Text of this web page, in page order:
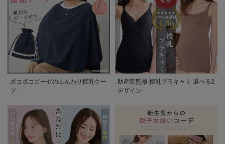
ポコポコガーゼのふんわり授乳ケー
プ
助産院監修 授乳ブラキャミ 選べる2
デザイン